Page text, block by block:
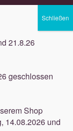
öffnen
öffnen
21.8.26
geschlossen
Shop
14.08.2026 und